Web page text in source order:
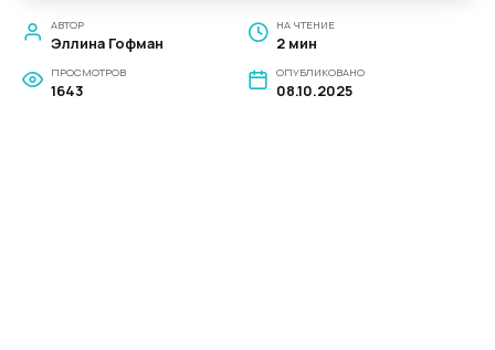
АВТОР
Эллина Гофман
НА ЧТЕНИЕ
2 мин
ПРОСМОТРОВ
1643
ОПУБЛИКОВАНО
08.10.2025